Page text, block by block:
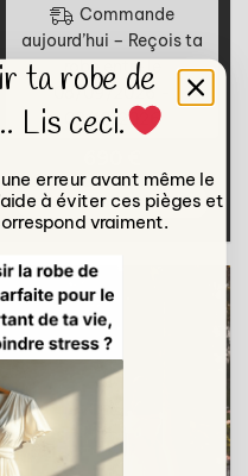
Commande
aujourd’hui – Reçois ta
robe entre le
08/09/2026 -
08/10/2026
Confectionner ma robe
ta robe de
Lis ceci.
erreur avant même le
à éviter ces pièges et
vraiment.